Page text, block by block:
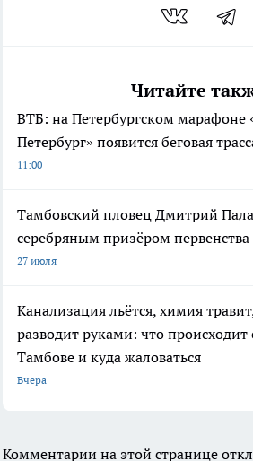
Читайте
ВТБ: на Петербургском
Петербург» появится беговая
11:00
Тамбовский пловец Дмитрий
серебряным призёром первенства
27 июля
Канализация льётся, химия
разводит руками: что происходит
Тамбове и куда жаловаться
Вчера
Комментарии на этой странице